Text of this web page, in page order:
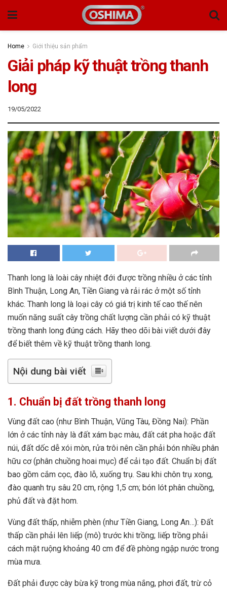
Home Giới thiệu sản phẩm
Giải pháp kỹ thuật trồng thanh
long
19/05/2022
Thanh long là loài cây nhiệt đới được trồng nhiều ở các tỉnh
Bình Thuận, Long An, Tiền Giang và rải rác ở một số tỉnh
khác. Thanh long là loại cây có giá trị kinh tế cao thế nên
muốn năng suất cây trồng chất lượng cần phải có kỹ thuật
trồng thanh long đúng cách. Hãy theo dõi bài viết dưới đây
để biết thêm về kỹ thuật trồng thanh long.
Nội dung bài viết
1. Chuẩn bị đất trồng thanh long
Vùng đất cao (như Bình Thuận, Vũng Tàu, Đồng Nai): Phần
lớn ở các tỉnh này là đất xám bạc màu, đất cát pha hoặc đất
núi, đất dốc dễ xói mòn, rửa trôi nên cần phải bón nhiều phân
hữu cơ (phân chuồng hoai mục) để cải tạo đất. Chuẩn bị đất
bao gồm cắm cọc, đào lỗ, xuống trụ. Sau khi chôn trụ xong,
đào quanh trụ sâu 20 cm, rộng 1,5 cm; bón lót phân chuồng,
phủ đất và đặt hom.
Vùng đất thấp, nhiễm phèn (như Tiền Giang, Long An…): Đất
thấp cần phải lên liếp (mô) trước khi trồng; liếp trồng phải
cách mặt ruộng khoảng 40 cm để đề phòng ngập nước trong
mùa mưa.
Đất phải được cày bừa kỹ trong mùa nắng, phơi đất, trừ cỏ